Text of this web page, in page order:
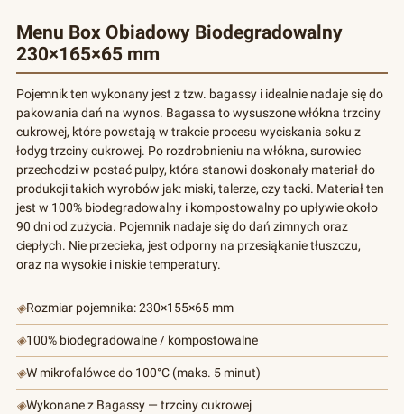
Menu Box Obiadowy Biodegradowalny
230×165×65 mm
Pojemnik ten wykonany jest z tzw. bagassy i idealnie nadaje się do
pakowania dań na wynos. Bagassa to wysuszone włókna trzciny
cukrowej, które powstają w trakcie procesu wyciskania soku z
łodyg trzciny cukrowej. Po rozdrobnieniu na włókna, surowiec
przechodzi w postać pulpy, która stanowi doskonały materiał do
produkcji takich wyrobów jak: miski, talerze, czy tacki. Materiał ten
jest w 100% biodegradowalny i kompostowalny po upływie około
90 dni od zużycia. Pojemnik nadaje się do dań zimnych oraz
ciepłych. Nie przecieka, jest odporny na przesiąkanie tłuszczu,
oraz na wysokie i niskie temperatury.
◈Rozmiar pojemnika: 230×155×65 mm
◈100% biodegradowalne / kompostowalne
◈W mikrofalówce do 100°C (maks. 5 minut)
◈Wykonane z Bagassy — trzciny cukrowej